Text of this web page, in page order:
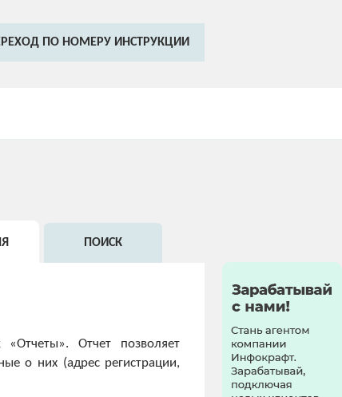
ПО НОМЕРУ ИНСТРУКЦИИ
ПОИСК
Отчет позволяет
о них (адрес регистрации,